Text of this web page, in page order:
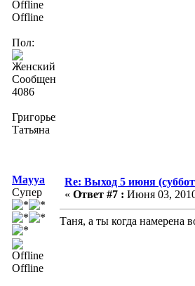
Offline
Пол:
Сообщений:
4086
Григорьева
Татьяна
Mayya
Супер
Offline
Re: Выход 5 июня
« Ответ #7 : Июня 03,
Таня, а ты когда намерена